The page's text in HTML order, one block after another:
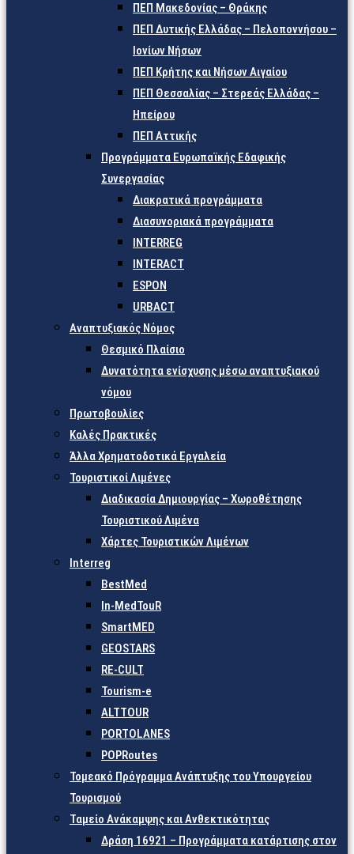
ΠΕΠ Μακεδονίας – Θράκης
ΠΕΠ Δυτικής Ελλάδας – Πελοποννήσου –
Ιονίων Νήσων
ΠΕΠ Κρήτης και Νήσων Αιγαίου
ΠΕΠ Θεσσαλίας – Στερεάς Ελλάδας –
Ηπείρου
ΠΕΠ Αττικής
Προγράμματα Ευρωπαϊκής Εδαφικής
Συνεργασίας
Διακρατικά προγράμματα
Διασυνοριακά προγράμματα
INTERREG
INTERACT
ESPON
URBACT
Αναπτυξιακός Νόμος
Θεσμικό Πλαίσιο
Δυνατότητα ενίσχυσης μέσω αναπτυξιακού
νόμου
Πρωτοβουλίες
Καλές Πρακτικές
Άλλα Χρηματοδοτικά Εργαλεία
Τουριστικοί Λιμένες
Διαδικασία Δημιουργίας – Χωροθέτησης
Τουριστικού Λιμένα
Χάρτες Τουριστικών Λιμένων
Interreg
BestMed
In-MedTouR
SmartMED
GEOSTARS
RE-CULT
Tourism-e
ALTTOUR
PORTOLANES
POPRoutes
Τομεακό Πρόγραμμα Ανάπτυξης του Υπουργείου
Τουρισμού
Ταμείο Ανάκαμψης και Ανθεκτικότητας
Δράση 16921 – Προγράμματα κατάρτισης στον